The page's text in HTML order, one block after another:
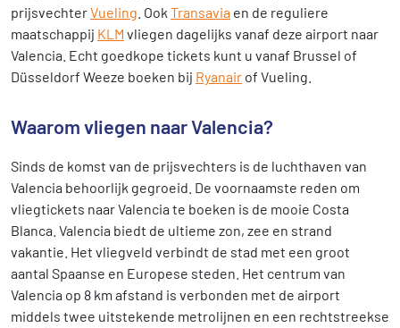
prijsvechterVueling . Ook Transavia en de reguliere
maatschappij KLM vliegen dagelijks vanaf deze airport naar
Valencia. Echt goedkope tickets kunt u vanaf Brussel of
Düsseldorf Weeze boeken bij Ryanair of Vueling.
Waarom vliegen naar Valencia?
Sinds de komst van de prijsvechters is de luchthaven van
Valencia behoorlijk gegroeid. De voornaamste reden om
vliegtickets naar Valencia te boeken is de mooie Costa
Blanca. Valencia biedt de ultieme zon, zee en strand
vakantie. Het vliegveld verbindt de stad met een groot
aantal Spaanse en Europese steden. Het centrum van
Valencia op 8 km afstand is verbonden met de airport
middels twee uitstekende metrolijnen en een rechtstreekse